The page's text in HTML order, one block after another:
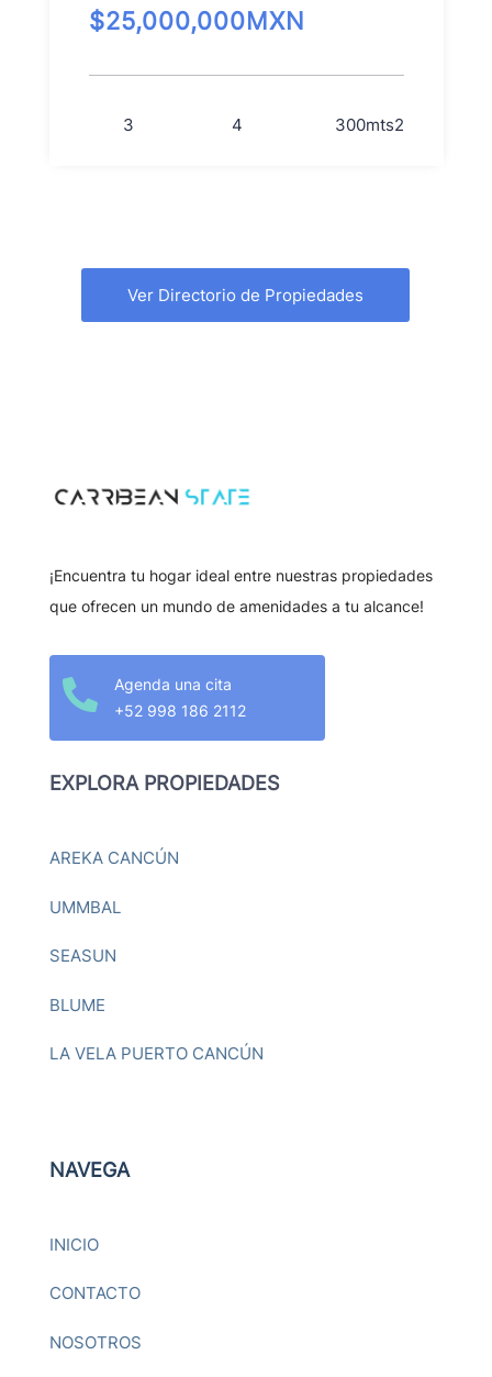
$25,000,000MXN
3 4 300mts2
Ver Directorio de Propiedades
¡Encuentra tu hogar ideal entre nuestras propiedades
que ofrecen un mundo de amenidades a tu alcance!

Agenda una cita
+52 998 186 2112
EXPLORA PROPIEDADES
AREKA CANCÚN
UMMBAL
SEASUN
BLUME
LA VELA PUERTO CANCÚN
NAVEGA
INICIO
CONTACTO
NOSOTROS